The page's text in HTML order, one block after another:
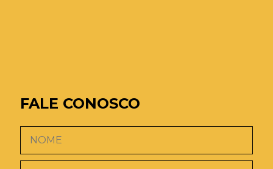
FALE CONOSCO